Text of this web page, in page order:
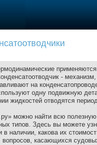
Личности
Словарь
-
на
одну подвижную
жидкостей отводятся
можно найти всю
типов. Здесь вы можете
наличии, какова их
вопросов, касающихся